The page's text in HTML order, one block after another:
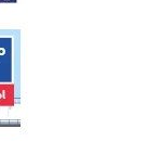
Krakow Rudzice